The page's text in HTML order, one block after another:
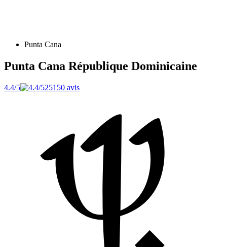
Punta Cana
Punta Cana République Dominicaine
4.4/5 25150 avis